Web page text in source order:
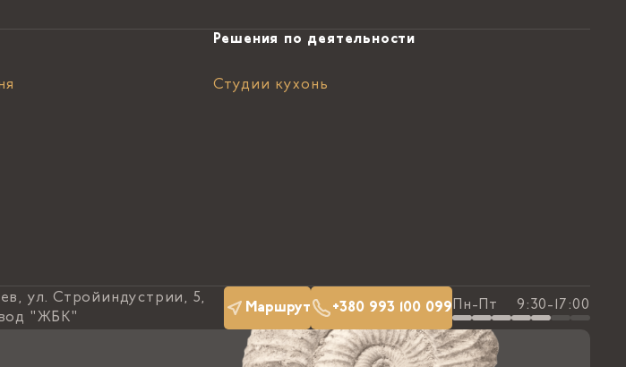
Решения по деятельности
Студии кухонь
ул. Стройиндустрии, 5,
"ЖБК"
Маршрут +380 993 100 099 Пн-Пт 9:30-17:00